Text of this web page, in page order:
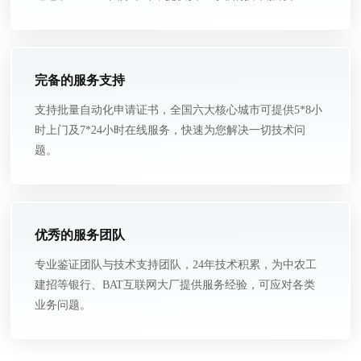
完备的服务支持
支持批量自动化申请证书，全国六大核心城市可提供5*8小
时上门及7*24小时在线服务，快速为您解决一切技术问
题。
优秀的服务团队
专业鉴证团队与技术支持团队，24年技术积累，为中农工
建招等银行、BAT互联网大厂提供服务经验，可应对各类
业务问题。